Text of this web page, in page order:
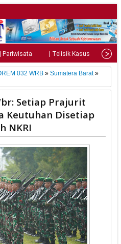
| Pariwisata | Telisik Kasus |
032 WRB »Sumatera Barat»
Setiap Prajurit
Keutuhan Disetiap
NKRI